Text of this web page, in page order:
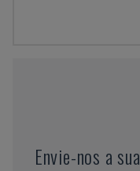
Envie-nos a sua